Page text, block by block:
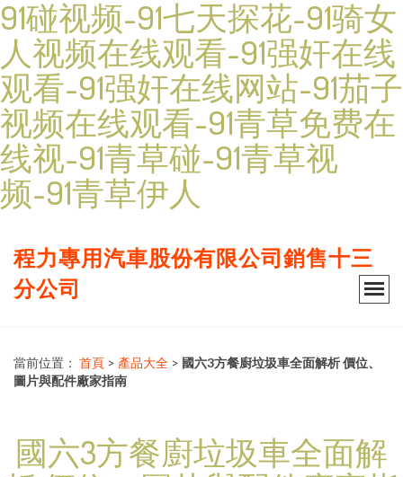
91碰视频-91七天探花-91骑女
人视频在线观看-91强奸在线
观看-91强奸在线网站-91茄子
视频在线观看-91青草免费在
线视-91青草碰-91青草视
频-91青草伊人
程力專用汽車股份有限公司銷售十三
分公司
當前位置： 首頁 > 產品大全 > 國六3方餐廚垃圾車全面解析 價位、
圖片與配件廠家指南
國六3方餐廚垃圾車全面解